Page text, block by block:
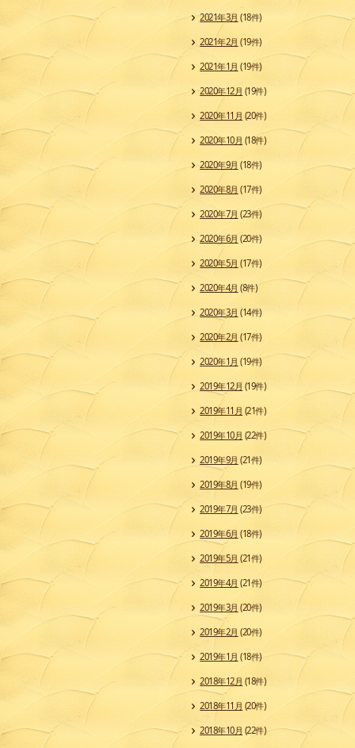
2021年3月 (18件)
2021年2月 (19件)
2021年1月 (19件)
2020年12月 (19件)
2020年11月 (20件)
2020年10月(18件)
2020年9月 (18件)
2020年8月 (17件)
2020年7月 (23件)
2020年6月 (20件)
2020年5月 (17件)
2020年4月 (8件)
2020年3月 (14件)
2020年2月 (17件)
2020年1月 (19件)
2019年12月 (19件)
2019年11月 (21件)
2019年10月 (22件)
2019年9月 (21件)
2019年8月 (19件)
2019年7月 (23件)
2019年6月 (18件)
2019年5月 (21件)
2019年4月 (21件)
2019年3月 (20件)
2019年2月 (20件)
2019年1月 (18件)
2018年12月 (18件)
2018年11月 (20件)
2018年10月 (22件)